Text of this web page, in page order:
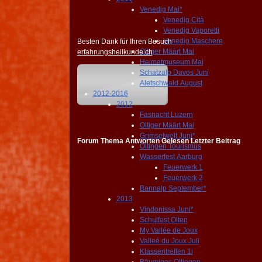
Venedig Mai*
Venedig Cità
Venedig Vaporetti
Venedig Maschere
Oltiger Määrt Mai
Heimatmuseum Mai
Schatzalp Davos Juni
Aletschwald August
2012-2016
2012
Fasnacht Luzern
Oltiger Määrt Mai
Grimselwelt Juni*
Oltingen Tourismus
Wasserfest Aarburg
Feuerwerk 1
Feuerwerk 2
Bannalp September*
2013
Vindonissa Juni*
Schulfest Olten
My Vallée de Joux
Valleé du Joux Juli
Klassentreffen 1i
Besten Dank für Ihren Besuch
erfahrungsheilkunde.ch
Forum Thema Antworten Gelesen Letzter Beitrag